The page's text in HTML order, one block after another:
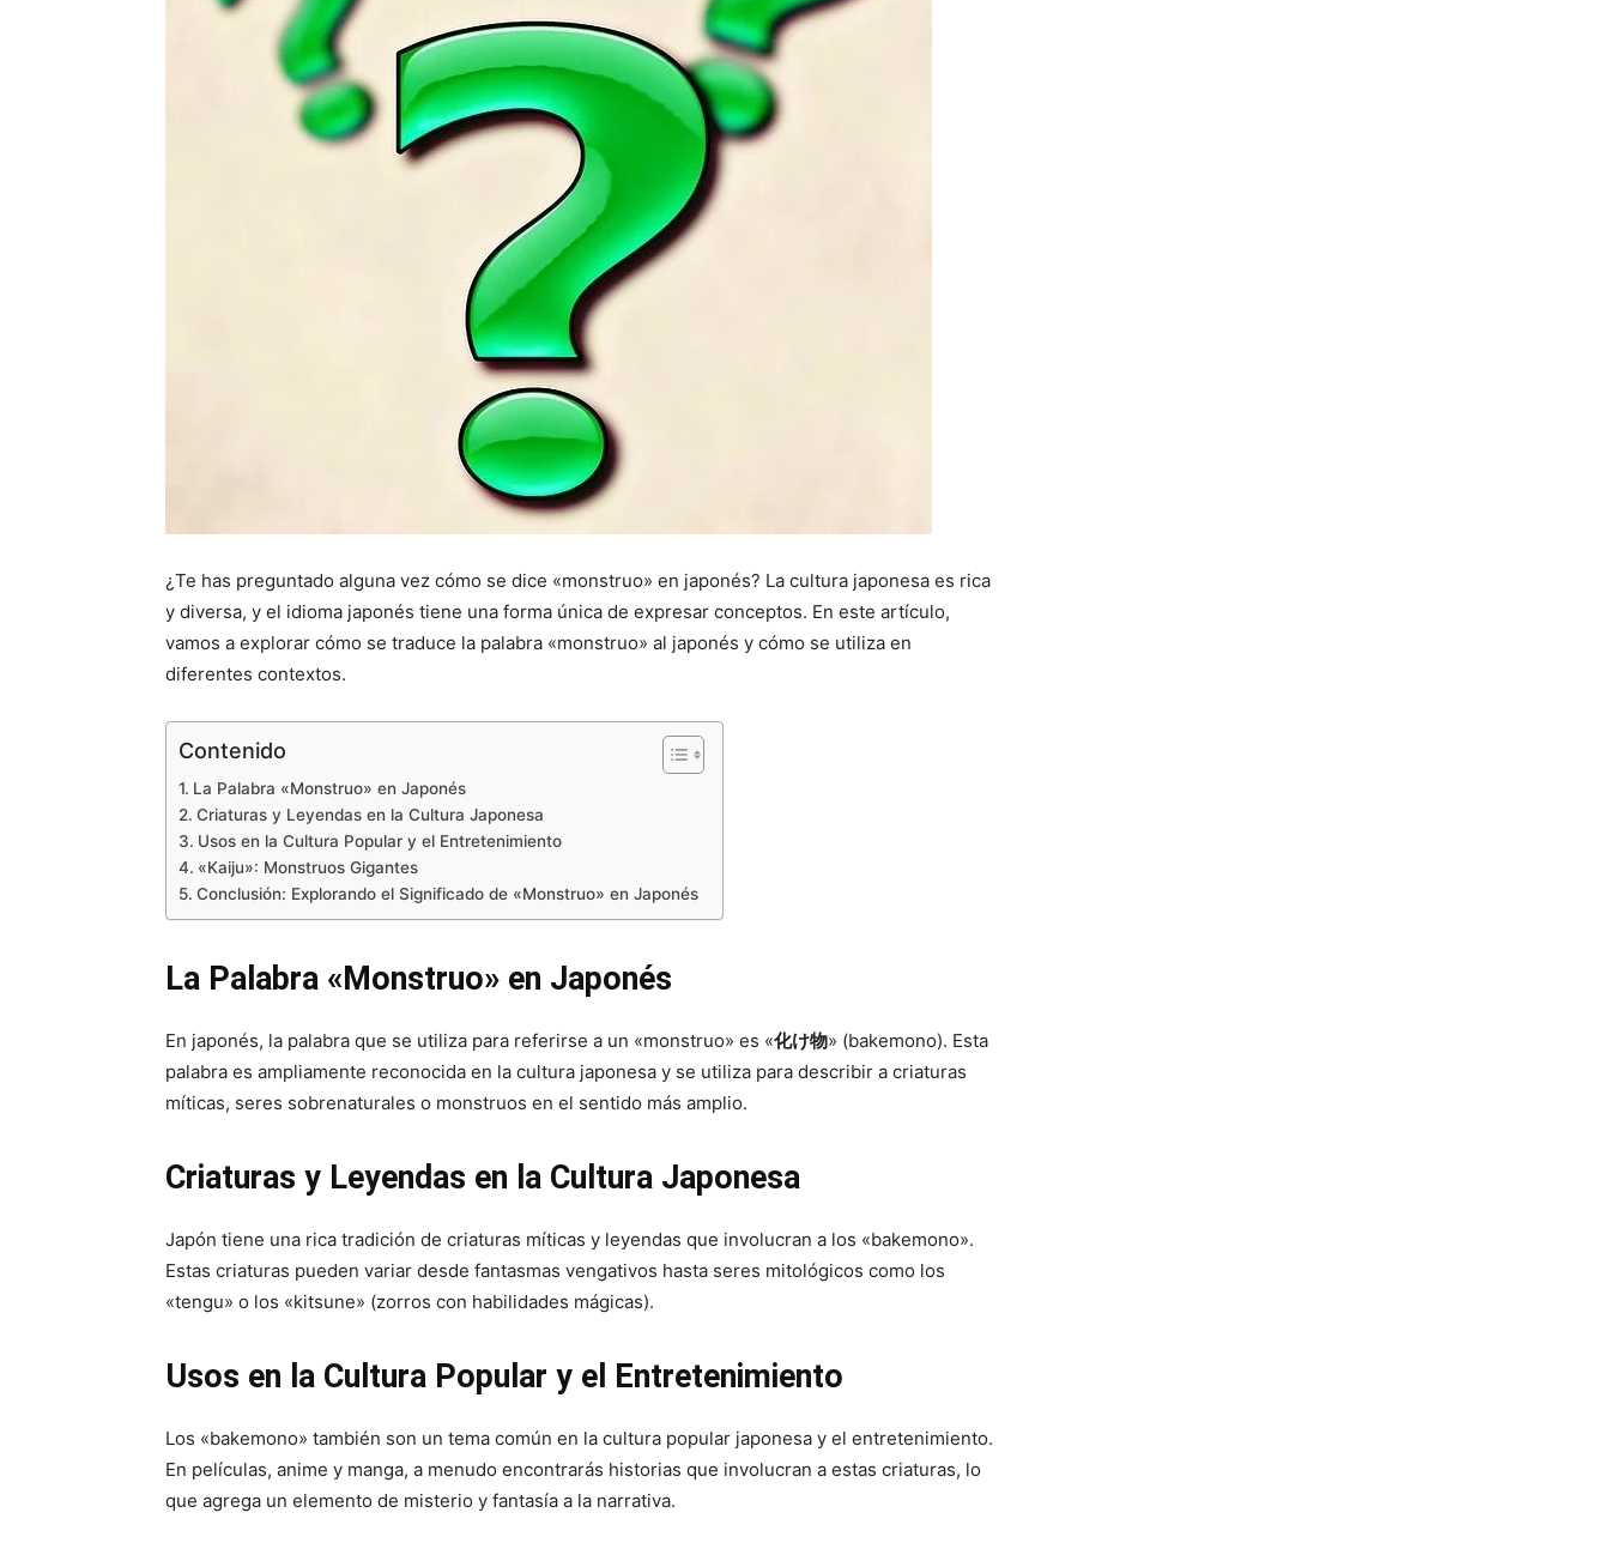
¿Te has preguntado alguna vez cómo se dice «monstruo» en japonés? La cultura japonesa es rica
y diversa, y el idioma japonés tiene una forma única de expresar conceptos. En este artículo,
vamos a explorar cómo se traduce la palabra «monstruo» al japonés y cómo se utiliza en
diferentes contextos.
Contenido
La Palabra «Monstruo» en Japonés
Criaturas y Leyendas en la Cultura Japonesa
Usos en la Cultura Popular y el Entretenimiento
«Kaiju»: Monstruos Gigantes
Conclusión: Explorando el Significado de «Monstruo» en Japonés
La Palabra «Monstruo» en Japonés
En japonés, la palabra que se utiliza para referirse a un «monstruo» es «化け物» (bakemono). Esta
palabra es ampliamente reconocida en la cultura japonesa y se utiliza para describir a criaturas
míticas, seres sobrenaturales o monstruos en el sentido más amplio.
Criaturas y Leyendas en la Cultura Japonesa
Japón tiene una rica tradición de criaturas míticas y leyendas que involucran a los «bakemono».
Estas criaturas pueden variar desde fantasmas vengativos hasta seres mitológicos como los
«tengu» o los «kitsune» (zorros con habilidades mágicas).
Usos en la Cultura Popular y el Entretenimiento
Los «bakemono» también son un tema común en la cultura popular japonesa y el entretenimiento.
En películas, anime y manga, a menudo encontrarás historias que involucran a estas criaturas, lo
que agrega un elemento de misterio y fantasía a la narrativa.